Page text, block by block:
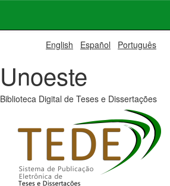
English Español Português
Unoeste
Biblioteca Digital de Teses e Dissertações